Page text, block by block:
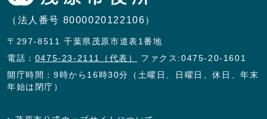
（法人番号 8000020122106）
〒297-8511 千葉県茂原市道表1番地
電話： 0475-23-2111（代表）
ファクス:0475-20-1601
開庁時間：9時から16時30分（土曜日、日曜日、休日、年末
年始は閉庁）